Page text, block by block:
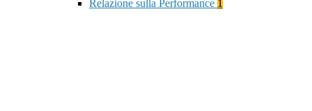
Relazione sulla Performance 1